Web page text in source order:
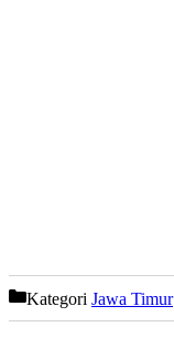
Kategori Jawa Timur